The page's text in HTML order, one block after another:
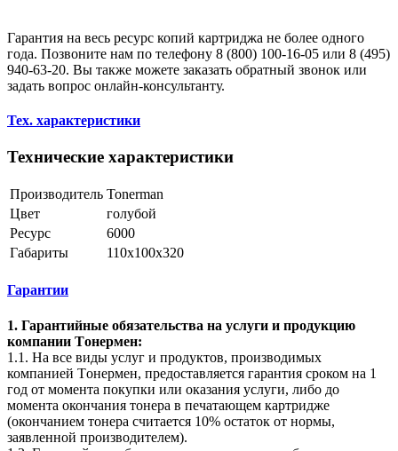
Гарантия на весь ресурс копий картриджа не более одного
года. Позвоните нам по телефону 8 (800) 100-16-05 или 8 (495)
940-63-20. Вы также можете заказать обратный звонок или
задать вопрос онлайн-консультанту.
Тех. характеристики
Технические характеристики
Производитель Tonerman
Цвет
голубой
Ресурс
6000
Габариты
110x100x320
Гарантии
1. Гарантийные обязательства на услуги и продукцию
компании Tонермен:
1.1. На все виды услуг и продуктов, производимых
компанией Tонермен, предоставляется гарантия сроком на 1
год от момента покупки или оказания услуги, либо до
момента окончания тонера в печатающем картридже
(окончанием тонера считается 10% остаток от нормы,
заявленной производителем).